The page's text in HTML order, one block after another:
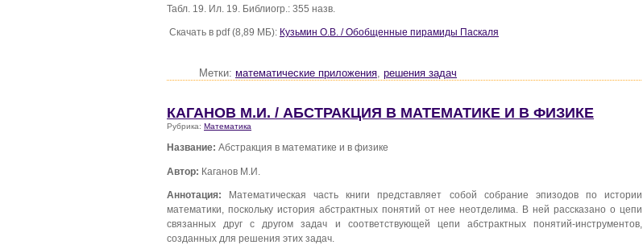
Табл. 19. Ил. 19. Библиогр.: 355 назв.
Скачать в pdf (8,89 МБ): Кузьмин О.В. / Обобщенные пирамиды Паскаля
Метки: математические приложения, решения задач
КАГАНОВ М.И. / АБСТРАКЦИЯ В МАТЕМАТИКЕ И В ФИЗИКЕ
Рубрика: Математика
Название: Абстракция в математике и в физике
Автор: Каганов М.И.
Аннотация: Математическая часть книги представляет собой собрание эпизодов по истории
математики, поскольку история абстрактных понятий от нее неотделима. В ней рассказано о цепи
связанных друг с другом задач и соответствующей цепи абстрактных понятий-инструментов,
созданных для решения этих задач.